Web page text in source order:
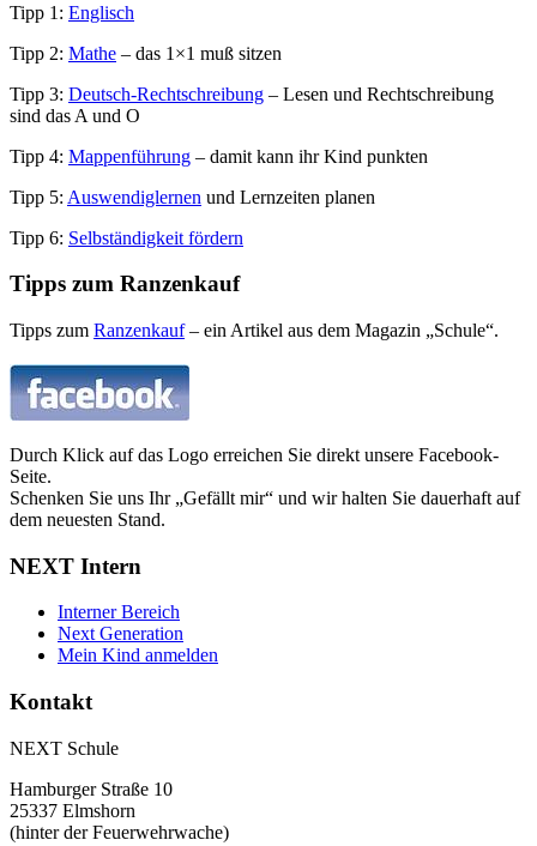
Tipp 1: Englisch
Tipp 2: Mathe – das 1×1 muß sitzen
Tipp 3: Deutsch-Rechtschreibung – Lesen und Rechtschreibung
sind das A und O
Tipp 4: Mappenführung – damit kann ihr Kind punkten
Tipp 5: Auswendiglernen und Lernzeiten planen
Tipp 6: Selbständigkeit fördern
Tipps zum Ranzenkauf
Tipps zum Ranzenkauf– ein Artikel aus dem Magazin „Schule“.
Durch Klick auf das Logo erreichen Sie direkt unsere Facebook-
Seite.
Schenken Sie uns Ihr „Gefällt mir“ und wir halten Sie dauerhaft auf
dem neuesten Stand.
NEXT Intern
Interner Bereich
Next Generation
Mein Kind anmelden
Kontakt
NEXT Schule
Hamburger Straße 10
25337 Elmshorn
(hinter der Feuerwehrwache)